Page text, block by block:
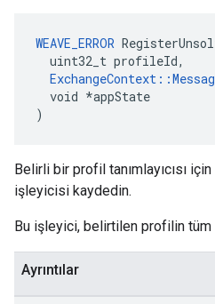
WEAVE_ERROR
  uint32_t profileId,
  void *appState
)
Belirli bir profil tanımlayıcısı
işleyicisi kaydedin.
Bu işleyici, belirtilen profilin tüm
Ayrıntılar